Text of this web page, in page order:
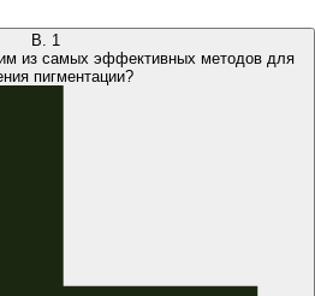
В. 1
из самых эффективных методов для
пигментации?